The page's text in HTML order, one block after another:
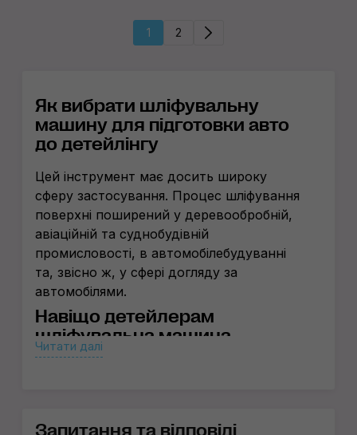
1 2
Як вибрати шліфувальну
машину для підготовки авто
до детейлінгу
Цей інструмент має досить широку
сферу застосування. Процес шліфування
поверхні поширений у деревообробній,
авіаційній та суднобудівній
промисловості, в автомобілебудуванні
та, звісно ж, у сфері догляду за
автомобілями.
Навіщо детейлерам
шліфувальна машина
безсила. Наприклад, якщо органіка
Читати далі
Запитання та відповіді